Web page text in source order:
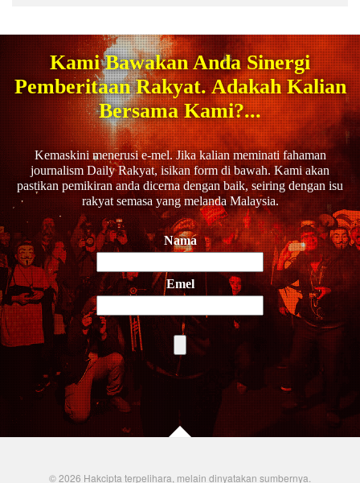
Kami Bawakan Anda Sinergi
Pemberitaan Rakyat. Adakah Kalian
Bersama Kami?...
Kemaskini menerusi e-mel. Jika kalian meminati fahaman
journalism Daily Rakyat, isikan form di bawah. Kami akan
pastikan pemikiran anda dicerna dengan baik, seiring dengan isu
rakyat semasa yang melanda Malaysia.
Nama
Emel
© 2026 Hakcipta terpelihara, melain dinyatakan sumbernya.